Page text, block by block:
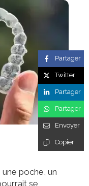
une poche, un
se
Partager
Twitter
Partager
Partager
Envoyer
Copier